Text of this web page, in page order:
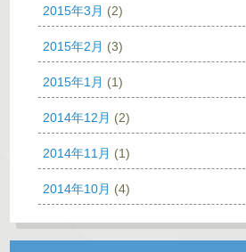
2015年3月 (2)
2015年2月 (3)
2015年1月 (1)
2014年12月 (2)
2014年11月 (1)
2014年10月 (4)